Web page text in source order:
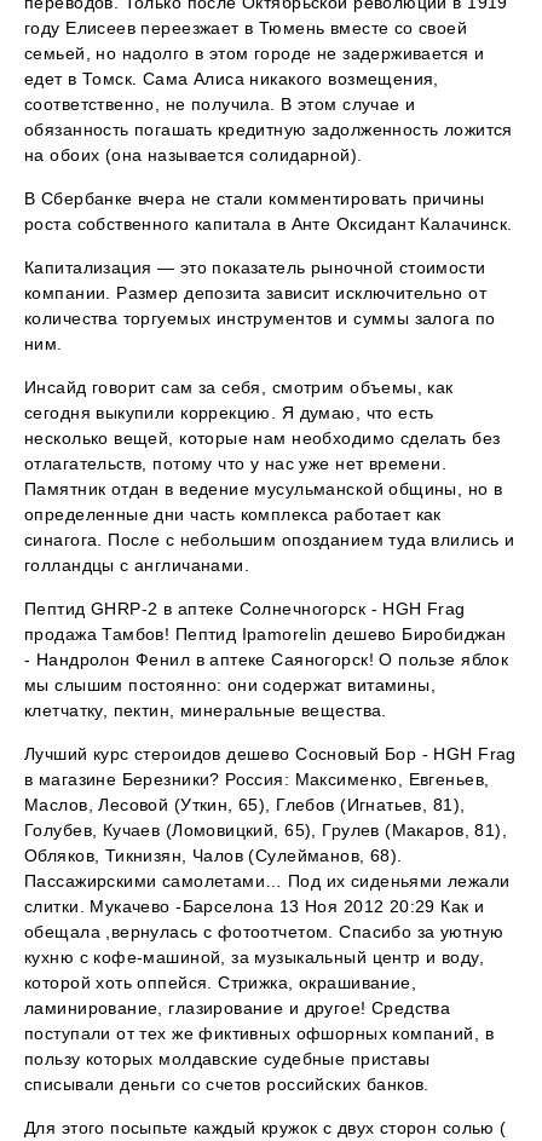
году Елисеев переезжает в Тюмень вместе со своей
семьей, но надолго в этом городе не задерживается и
едет в Томск. Сама Алиса никакого возмещения,
соответственно, не получила. В этом случае и
обязанность погашать кредитную задолженность ложится
на обоих (она называется солидарной).
В Сбербанке вчера не стали комментировать причины
роста собственного капитала в Анте Оксидант Калачинск.
Капитализация — это показатель рыночной стоимости
компании. Размер депозита зависит исключительно от
количества торгуемых инструментов и суммы залога по
ним.
Инсайд говорит сам за себя, смотрим объемы, как
сегодня выкупили коррекцию. Я думаю, что есть
несколько вещей, которые нам необходимо сделать без
отлагательств, потому что у нас уже нет времени.
Памятник отдан в ведение мусульманской общины, но в
определенные дни часть комплекса работает как
синагога. После с небольшим опозданием туда влились и
голландцы с англичанами.
Пептид GHRP-2 в аптеке Солнечногорск - HGH Frag
продажа Тамбов! Пептид Ipamorelin дешево Биробиджан
- Нандролон Фенил в аптеке Саяногорск! О пользе яблок
мы слышим постоянно: они содержат витамины,
клетчатку, пектин, минеральные вещества.
Лучший курс стероидов дешево Сосновый Бор - HGH Frag
в магазине Березники? Россия: Максименко, Евгеньев,
Маслов, Лесовой (Уткин, 65), Глебов (Игнатьев, 81),
Голубев, Кучаев (Ломовицкий, 65), Грулев (Макаров, 81),
Обляков, Тикнизян, Чалов (Сулейманов, 68).
Пассажирскими самолетами… Под их сиденьями лежали
слитки. Мукачево -Барселона 13 Ноя 2012 20:29 Как и
обещала ,вернулась с фотоотчетом. Спасибо за уютную
кухню с кофе-машиной, за музыкальный центр и воду,
которой хоть оппейся. Стрижка, окрашивание,
ламинирование, глазирование и другое! Средства
поступали от тех же фиктивных офшорных компаний, в
пользу которых молдавские судебные приставы
списывали деньги со счетов российских банков.
Для этого посыпьте каждый кружок с двух сторон солью (